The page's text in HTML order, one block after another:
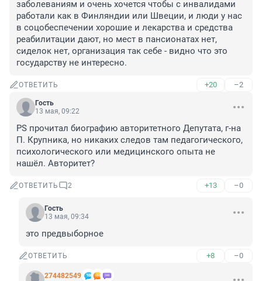
заболеваниям и очень хочется чтобы с инвалидами
работали как в Финляндии или Швеции, и люди у нас
в соцобеспечении хорошие и лекарства и средства
реабилитации дают, но мест в пансионатах нет,
сиделок нет, организация так себе - видно что это
государству не интересно.
ОТВЕТИТЬ +20 –2
Гость
13 мая, 09:22
PS прочитал биографию авторитетного Депутата, г-на
П. Крупника, но никаких следов там педагогического,
психологического или медицинского опыта не
нашёл. Авторитет?
ОТВЕТИТЬ 2 +13 –0
Гость
13 мая, 09:34
это предвыборное
ОТВЕТИТЬ +8 –0
274482549